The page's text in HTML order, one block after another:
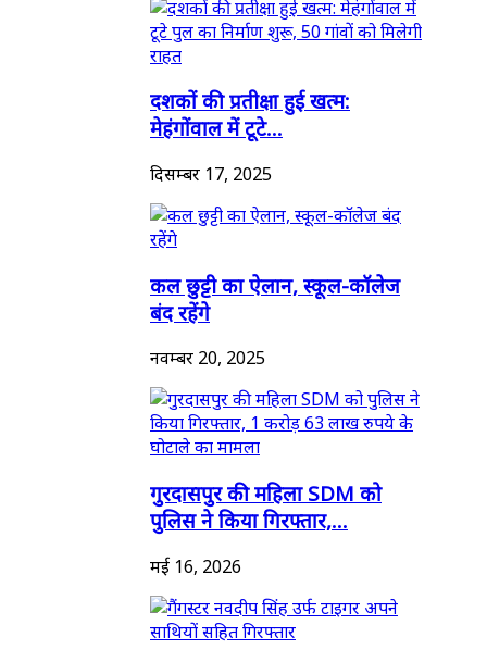
दशकों की प्रतीक्षा हुई खत्म:
मेहंगोंवाल में टूटे...
दिसम्बर 17, 2025
कल छुट्टी का ऐलान, स्कूल-कॉलेज
बंद रहेंगे
नवम्बर 20, 2025
गुरदासपुर की महिला SDM को
पुलिस ने किया गिरफ्तार,...
मई 16, 2026